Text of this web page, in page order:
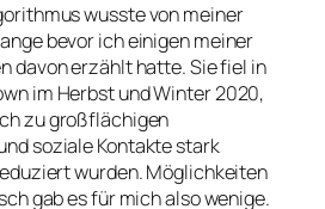
wusste von meiner
bevor ich einigen meiner
davon erzählt hatte. Sie fiel in
im Herbst und Winter 2020,
zu großflächigen
soziale Kontakte stark
wurden. Möglichkeiten
gab es für mich also wenige.